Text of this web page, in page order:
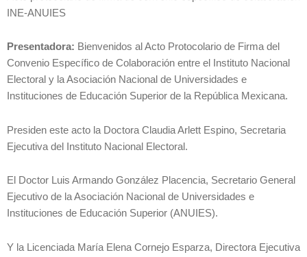
INE-ANUIES
Presentadora: Bienvenidos al Acto Protocolario de Firma del
Convenio Específico de Colaboración entre el Instituto Nacional
Electoral y la Asociación Nacional de Universidades e
Instituciones de Educación Superior de la República Mexicana.
Presiden este acto la Doctora Claudia Arlett Espino, Secretaria
Ejecutiva del Instituto Nacional Electoral.
El Doctor Luis Armando González Placencia, Secretario General
Ejecutivo de la Asociación Nacional de Universidades e
Instituciones de Educación Superior (ANUIES).
Y la Licenciada María Elena Cornejo Esparza, Directora Ejecutiva